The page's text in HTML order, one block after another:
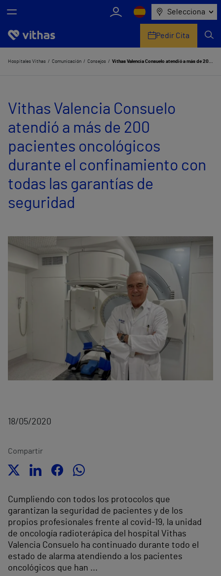
Selecciona
Nosotros
Servicios de salud
Equipo médico y asistencial
Información útil
Comunicación
Pedir Cita
Hospitales Vithas Comunicación Consejos Vithas Valencia Consuelo atendió a más de 200 pacientes oncológicos durante el confinamiento con todas las garantías de seguridad
Vithas Valencia Consuelo
atendió a más de 200
pacientes oncológicos
durante el confinamiento con
todas las garantías de
seguridad
18/05/2020
Compartir
Cumpliendo con todos los protocolos que
garantizan la seguridad de pacientes y de los
propios profesionales frente al covid-19, la unidad
de oncología radioterápica del hospital Vithas
Valencia Consuelo ha continuado durante todo el
estado de alarma atendiendo a los pacientes
oncológicos que han ...